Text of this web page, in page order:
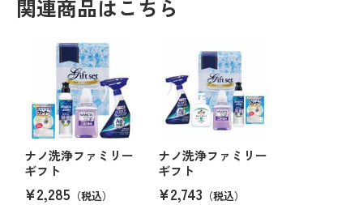
関連商品はこちら
ナノ洗浄ファミリー
ギフト
¥2,285 （税込）
ナノ洗浄ファミリー
ギフト
¥2,743 （税込）